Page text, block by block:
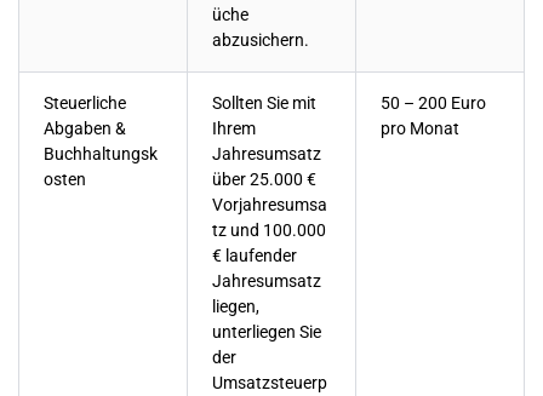
üche
abzusichern.
Steuerliche
Abgaben &
Buchhaltungsk
osten
Sollten Sie mit
Ihrem
Jahresumsatz
über 25.000 €
Vorjahresumsa
tz und 100.000
€ laufender
Jahresumsatz
liegen,
unterliegen Sie
der
Umsatzsteuerp
50 – 200 Euro
pro Monat